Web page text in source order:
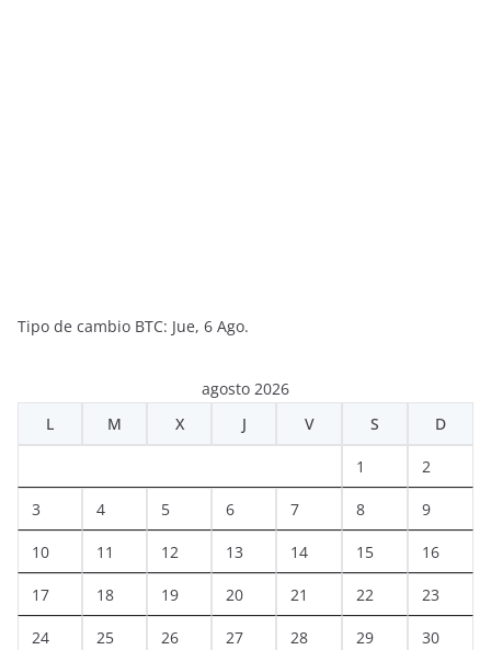
Tipo de cambio BTC: Jue, 6 Ago.
agosto 2026
L
M X J V S D
1 2
3 4 5 6 7 8 9
10 11 12 13 14 15 16
17 18 19 20 21 22 23
24 25 26 27 28 29 30